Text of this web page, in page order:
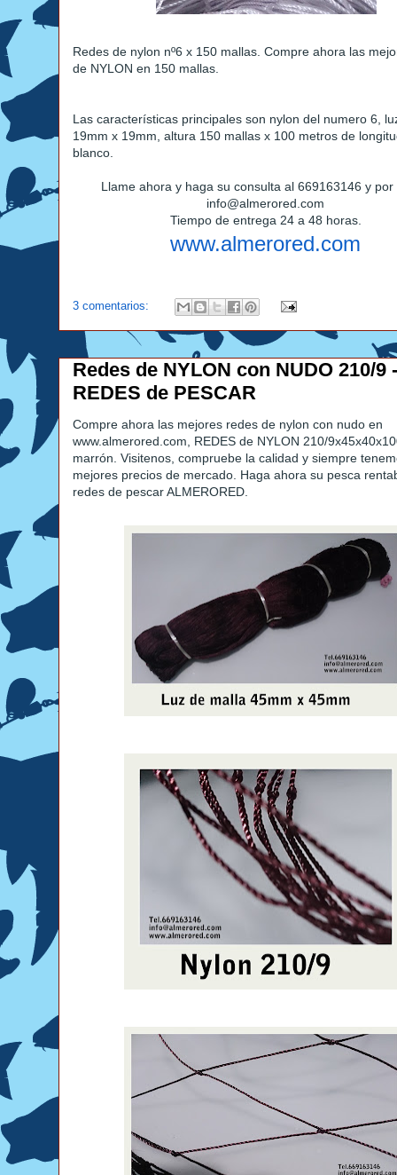
Redes de nylon nº6 x 150 mallas. Compre ahora las
de NYLON en 150 mallas.
Las características principales son nylon del numero 6,
19mm x 19mm, altura 150 mallas x 100 metros de
blanco.
Llame ahora y haga su consulta al 669163146 y por
info@almerored.com
Tiempo de entrega 24 a 48 horas.
www.almerored.com
3 comentarios:
Redes de NYLON con NUDO 210/9 -
REDES de PESCAR
Compre ahora las mejores redes de nylon con nudo en
www.almerored.com, REDES de NYLON 210/
marrón. Visitenos, compruebe la calidad y siempre
mejores precios de mercado. Haga ahora su pesca
redes de pescar ALMERORED.